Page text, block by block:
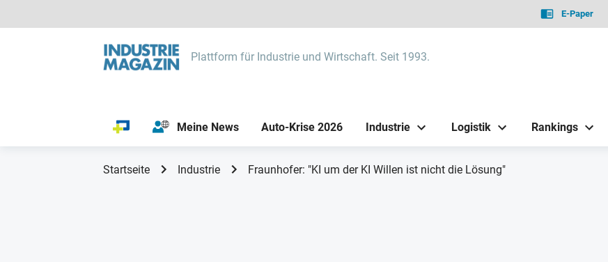
E-Paper
Plattform für Industrie und Wirtschaft. Seit 1993.
Meine News Auto-Krise 2026 Industrie Logistik Rankings
Startseite Industrie Fraunhofer: "KI um der KI Willen ist nicht die Lösung"